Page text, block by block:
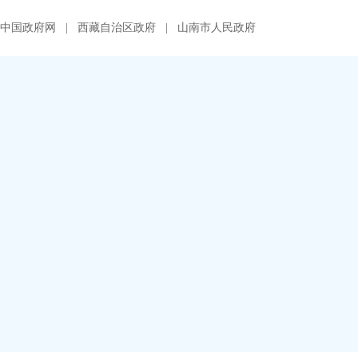
中国政府网 西藏自治区政府 山南市人民政府